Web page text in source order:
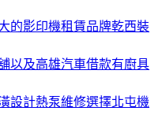
的影印機租賃品牌乾西裝
以及高雄汽車借款有廚具
設計熱泵維修選擇北屯機